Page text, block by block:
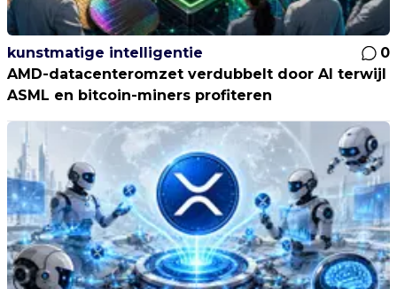
kunstmatige intelligentie
0
AMD-datacenteromzet verdubbelt door AI terwijl
ASML en bitcoin-miners profiteren